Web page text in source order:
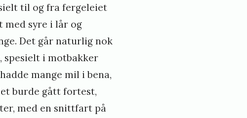
til og fra fergeleiet
med syre i lår og
Det går naturlig nok
spesielt i motbakker
mange mil i bena,
burde gått fortest,
med en snittfart på